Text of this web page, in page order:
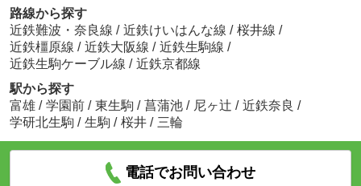
路線から探す
近鉄難波・奈良線 / 近鉄けいはんな線 / 桜井線 /
近鉄橿原線 / 近鉄大阪線 / 近鉄生駒線 /
近鉄生駒ケーブル線 / 近鉄京都線
駅から探す
富雄 / 学園前 / 東生駒 / 菖蒲池 / 尼ヶ辻 / 近鉄奈良 /
学研北生駒 / 生駒 / 桜井 / 三輪
電話でお問い合わせ